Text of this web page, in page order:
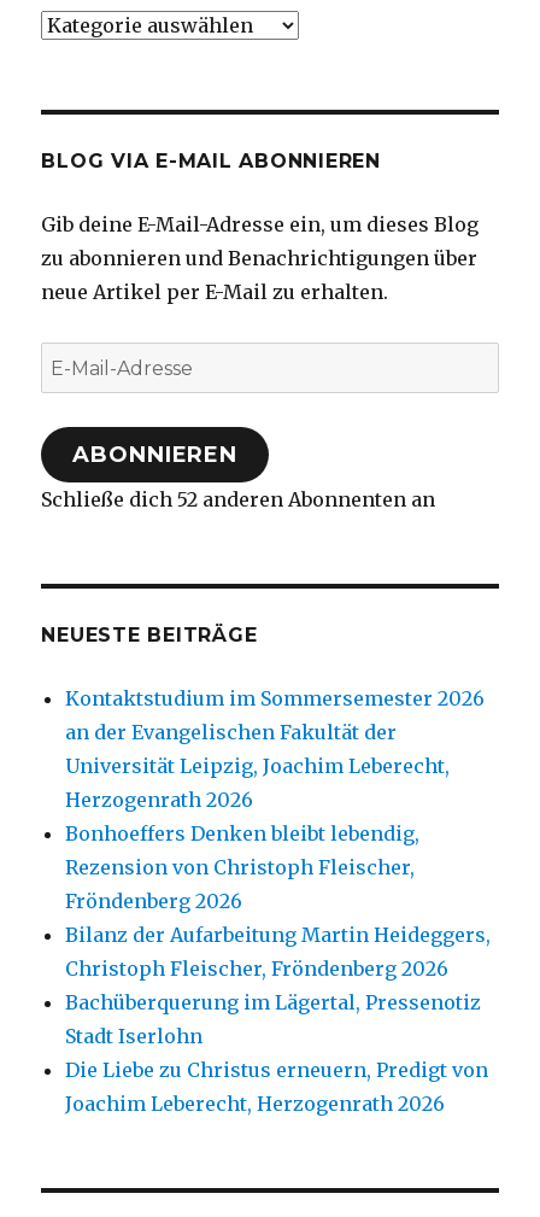
Kategorien
BLOG VIA E-MAIL ABONNIEREN
Gib deine E-Mail-Adresse ein, um dieses Blog
zu abonnieren und Benachrichtigungen über
neue Artikel per E-Mail zu erhalten.
E-
Mail-
Adresse
ABONNIEREN
Schließe dich 52 anderen Abonnenten an
NEUESTE BEITRÄGE
Kontaktstudium im Sommersemester 2026
an der Evangelischen Fakultät der
Universität Leipzig, Joachim Leberecht,
Herzogenrath 2026
Bonhoeffers Denken bleibt lebendig,
Rezension von Christoph Fleischer,
Fröndenberg 2026
Bilanz der Aufarbeitung Martin Heideggers,
Christoph Fleischer, Fröndenberg 2026
Bachüberquerung im Lägertal, Pressenotiz
Stadt Iserlohn
Die Liebe zu Christus erneuern, Predigt von
Joachim Leberecht, Herzogenrath 2026